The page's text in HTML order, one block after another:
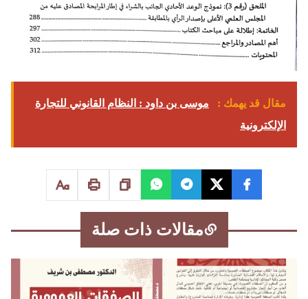
مقال قد يهمك :
موسى بن داود : النظام القانوني للتجارة
الإلكترونية
مقالات ذات صلة